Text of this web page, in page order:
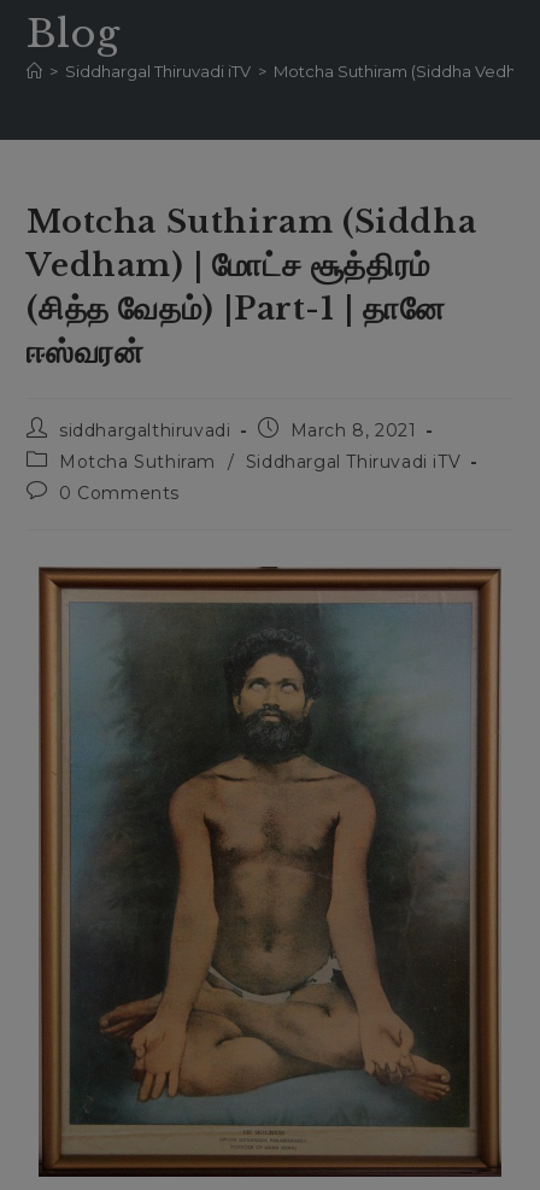
Blog
> Siddhargal Thiruvadi iTV > Motcha Suthiram (Siddha
Motcha Suthiram (Siddha
Vedham) | மோட்ச சூத்திரம்
(சித்த வேதம்) |Part-1 | தானே
ஈஸ்வரன்
siddhargalthiruvadi
March 8, 2021
Motcha Suthiram
/
Siddhargal Thiruvadi iTV
0 Comments